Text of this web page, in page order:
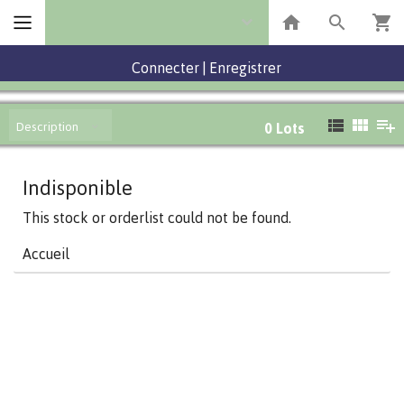
Connecter Enregistrer
Description 0 Lots
Indisponible
This stock or orderlist could not be found.
Accueil